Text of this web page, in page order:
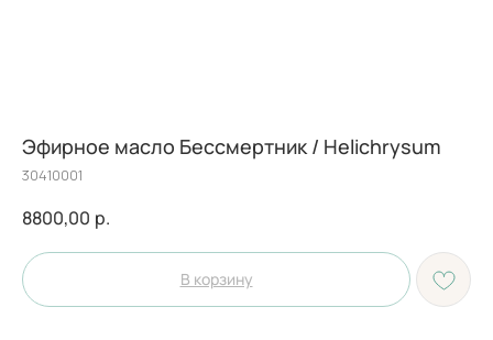
Эфирное масло Бессмертник / Helichrysum
30410001
8800,00 р.
В корзину